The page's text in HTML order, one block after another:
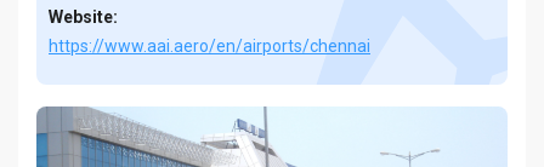
Website:
https://www.aai.aero/en/airports/chennai